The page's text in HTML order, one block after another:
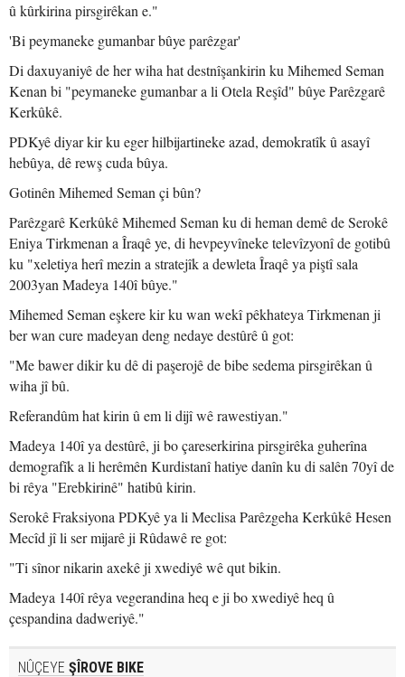
û kûrkirina pirsgirêkan e."
'Bi peymaneke gumanbar bûye parêzgar'
Di daxuyaniyê de her wiha hat destnîşankirin ku Mihemed Seman
Kenan bi "peymaneke gumanbar a li Otela Reşîd" bûye Parêzgarê
Kerkûkê.
PDKyê diyar kir ku eger hilbijartineke azad, demokratîk û asayî
hebûya, dê rewş cuda bûya.
Gotinên Mihemed Seman çi bûn?
Parêzgarê Kerkûkê Mihemed Seman ku di heman demê de Serokê
Eniya Tirkmenan a Îraqê ye, di hevpeyvîneke televîzyonî de gotibû
ku "xeletiya herî mezin a stratejîk a dewleta Îraqê ya piştî sala
2003yan Madeya 140î bûye."
Mihemed Seman eşkere kir ku wan wekî pêkhateya Tirkmenan ji
ber wan cure madeyan deng nedaye destûrê û got:
"Me bawer dikir ku dê di paşerojê de bibe sedema pirsgirêkan û
wiha jî bû.
Referandûm hat kirin û em li dijî wê rawestiyan."
Madeya 140î ya destûrê, ji bo çareserkirina pirsgirêka guherîna
demografîk a li herêmên Kurdistanî hatiye danîn ku di salên 70yî de
bi rêya "Erebkirinê" hatibû kirin.
Serokê Fraksiyona PDKyê ya li Meclisa Parêzgeha Kerkûkê Hesen
Mecîd jî li ser mijarê ji Rûdawê re got:
"Ti sînor nikarin axekê ji xwediyê wê qut bikin.
Madeya 140î rêya vegerandina heq e ji bo xwediyê heq û
çespandina dadweriyê."
NÛÇEYE ŞÎROVE BIKE